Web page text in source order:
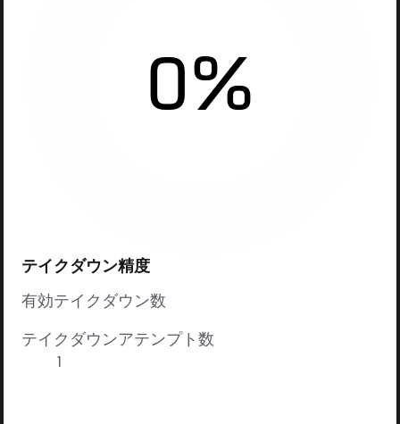
0%
テイクダウン精度
有効テイクダウン数
テイクダウンアテンプト数
1